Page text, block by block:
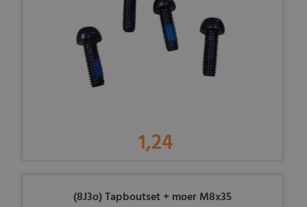
1,24
(8J3o) Tapboutset + moer M8x35